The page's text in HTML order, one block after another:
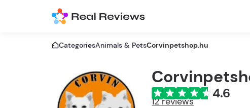
CategoriesAnimals & PetsСorvinpetshop.hu
4.6
12 reviews